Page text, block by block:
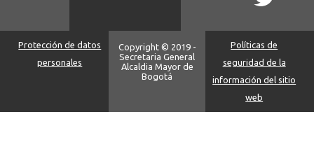
Protección de datos
personales
Copyright © 2019 -
Secretaria General
Alcaldia Mayor de
Bogotá
Políticas de
seguridad de la
información del sitio
web